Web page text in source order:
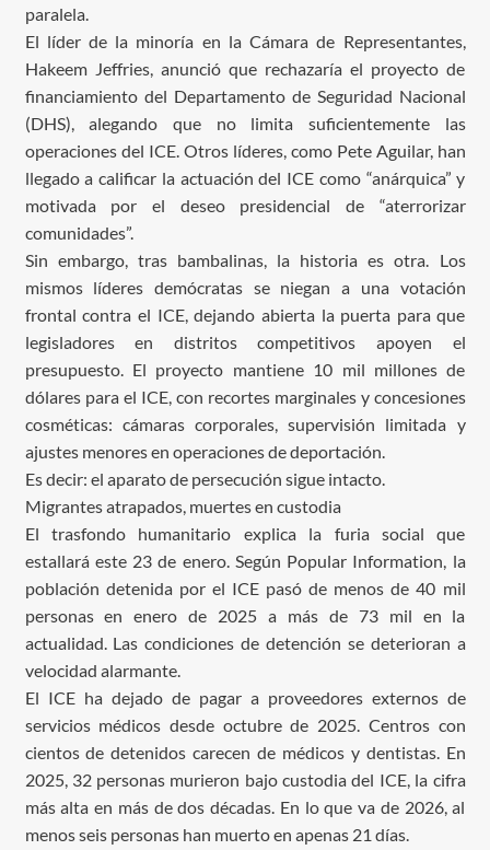
paralela.
El líder de la minoría en la Cámara de Representantes,
Hakeem Jeffries, anunció que rechazaría el proyecto de
financiamiento del Departamento de Seguridad Nacional
(DHS), alegando que no limita suficientemente las
operaciones del ICE. Otros líderes, como Pete Aguilar, han
llegado a calificar la actuación del ICE como “anárquica” y
motivada por el deseo presidencial de “aterrorizar
comunidades”.
Sin embargo, tras bambalinas, la historia es otra. Los
mismos líderes demócratas se niegan a una votación
frontal contra el ICE, dejando abierta la puerta para que
legisladores en distritos competitivos apoyen el
presupuesto. El proyecto mantiene 10 mil millones de
dólares para el ICE, con recortes marginales y concesiones
cosméticas: cámaras corporales, supervisión limitada y
ajustes menores en operaciones de deportación.
Es decir: el aparato de persecución sigue intacto.
Migrantes atrapados, muertes en custodia
El trasfondo humanitario explica la furia social que
estallará este 23 de enero. Según Popular Information, la
población detenida por el ICE pasó de menos de 40 mil
personas en enero de 2025 a más de 73 mil en la
actualidad. Las condiciones de detención se deterioran a
velocidad alarmante.
El ICE ha dejado de pagar a proveedores externos de
servicios médicos desde octubre de 2025. Centros con
cientos de detenidos carecen de médicos y dentistas. En
2025, 32 personas murieron bajo custodia del ICE, la cifra
más alta en más de dos décadas. En lo que va de 2026, al
menos seis personas han muerto en apenas 21 días.